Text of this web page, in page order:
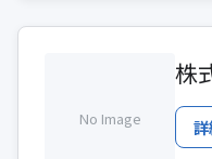
No Image
株